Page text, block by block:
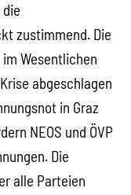
zustimmend. Die
Wesentlichen
abgeschlagen
in Graz
NEOS und ÖVP
Die
alle Parteien